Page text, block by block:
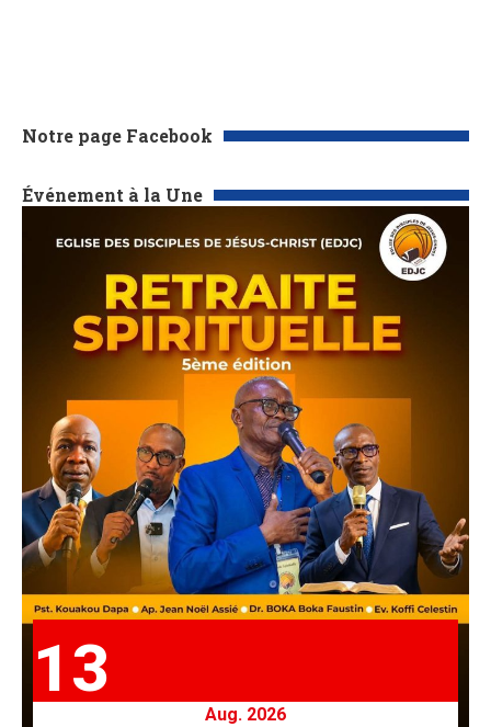
Notre page Facebook
Événement à la Une
13
Aug. 2026